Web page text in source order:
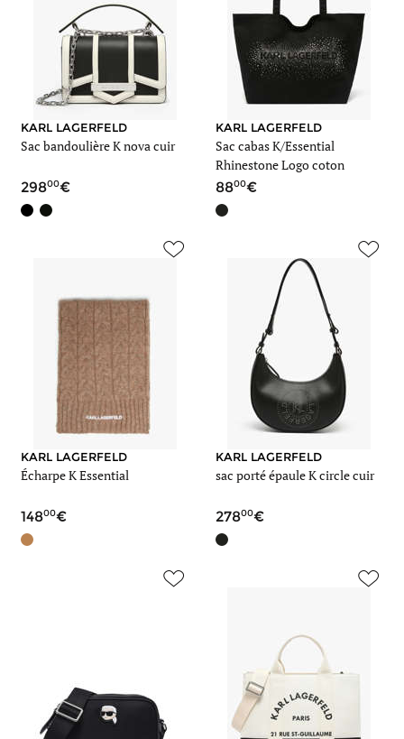
KARL LAGERFELD
Sac bandoulière K nova cuir
29800
KARL LAGERFELD
Sac cabas K/Essential
Rhinestone Logo coton
8800
KARL LAGERFELD
Écharpe K Essential
14800
KARL LAGERFELD
sac porté épaule K circle cuir
27800